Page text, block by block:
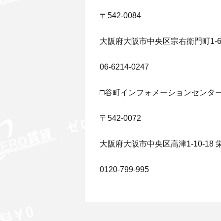
〒542-0084
大阪府大阪市中央区宗右衛門町1-6
06-6214-0247
□谷町インフォメーションセンタ
〒542-0072
大阪府大阪市中央区高津1-10-18
0120-799-995